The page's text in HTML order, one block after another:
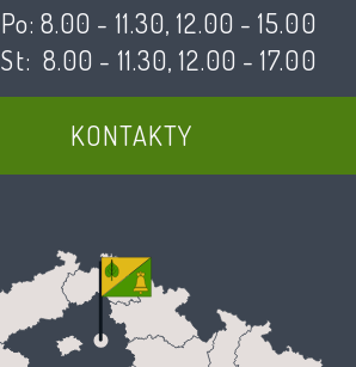
Po: 8.00 - 11.30, 12.00 - 15.00
St: 8.00 - 11.30, 12.00 - 17.00
KONTAKTY